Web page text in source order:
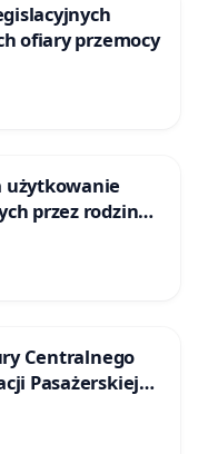
ofiary przemocy
użytkowanie
przez rodzinne
Centralnego
Pasażerskiej